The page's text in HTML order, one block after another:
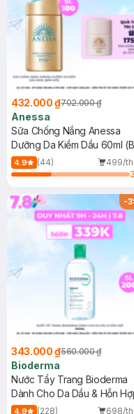
432.000 ₫702.000 ₫
Anessa
Sữa Chống Nắng Anessa
Dưỡng Da Kiềm Dầu 60ml
Mới)
4.9 (44)
499/
-
343.000 ₫560.000 ₫
Bioderma
Nước Tẩy Trang Bioderma
Dành Cho Da Dầu & Hỗn
500ml
4.9 (228)
698/